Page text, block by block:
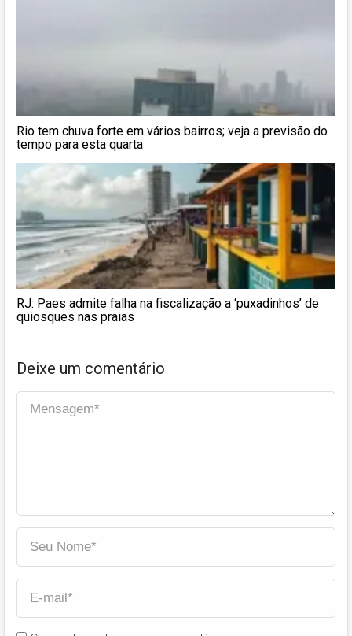
Rio tem chuva forte em vários bairros; veja a previsão do
tempo para esta quarta
RJ: Paes admite falha na fiscalização a ‘puxadinhos’ de
quiosques nas praias
Deixe um comentário